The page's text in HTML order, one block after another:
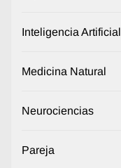
Inteligencia Artificial
Medicina Natural
Neurociencias
Pareja